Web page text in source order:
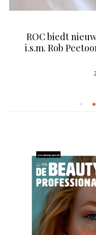
ROC biedt
i.s.m. Rob